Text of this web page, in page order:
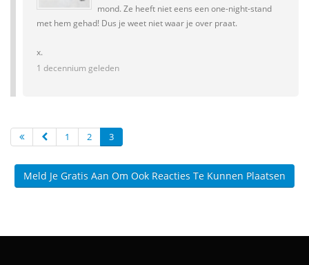
mond. Ze heeft niet eens een one-night-stand
met hem gehad! Dus je weet niet waar je over praat.
x.
1 decennium geleden
1 2 3
Meld Je Gratis Aan Om Ook Reacties Te Kunnen Plaatsen